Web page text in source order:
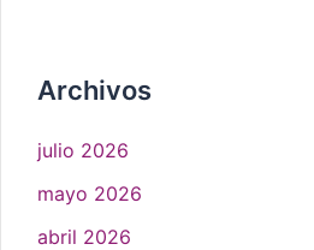
Archivos
julio 2026
mayo 2026
abril 2026